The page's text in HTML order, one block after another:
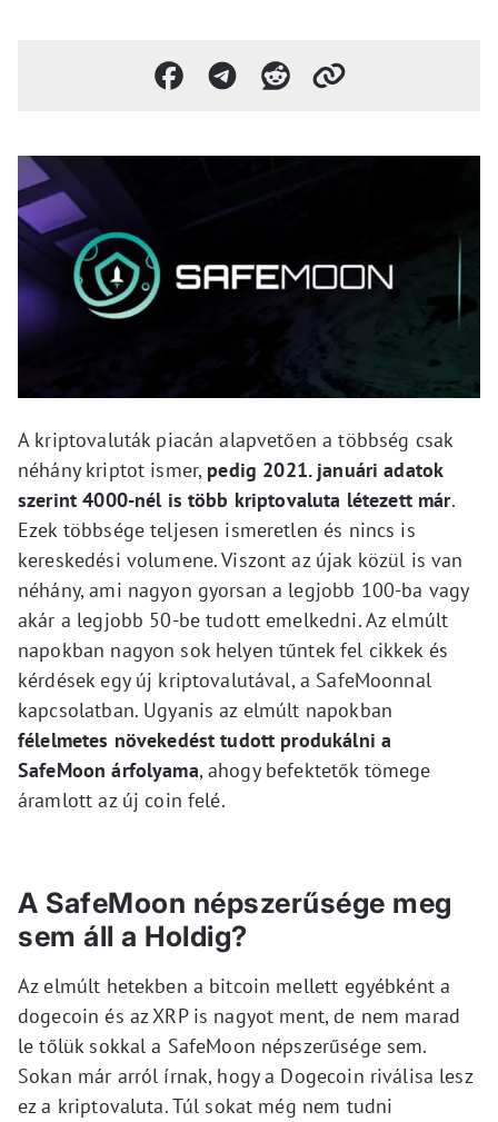
A kriptovaluták piacán alapvetően a többség csak
néhány kriptot ismer, pedig 2021. januári adatok
szerint 4000-nél is több kriptovaluta létezett már.
Ezek többsége teljesen ismeretlen és nincs is
kereskedési volumene. Viszont az újak közül is van
néhány, ami nagyon gyorsan a legjobb 100-ba vagy
akár a legjobb 50-be tudott emelkedni. Az elmúlt
napokban nagyon sok helyen tűntek fel cikkek és
kérdések egy új kriptovalutával, a SafeMoonnal
kapcsolatban. Ugyanis az elmúlt napokban
félelmetes növekedést tudott produkálni a
SafeMoon árfolyama, ahogy befektetők tömege
áramlott az új coin felé.
A SafeMoon népszerűsége meg
sem áll a Holdig?
Az elmúlt hetekben a bitcoin mellett egyébként a
dogecoin és az XRP is nagyot ment, de nem marad
le tőlük sokkal a SafeMoon népszerűsége sem.
Sokan már arról írnak, hogy a Dogecoin riválisa lesz
ez a kriptovaluta. Túl sokat még nem tudni